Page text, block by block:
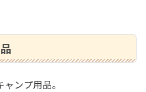
ンプ用品。